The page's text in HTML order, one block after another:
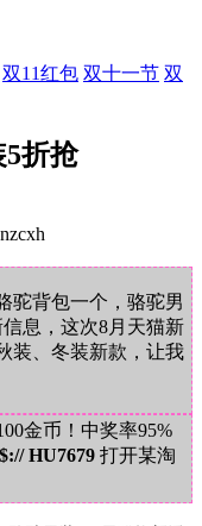
双11红包 双十一节 双
折抢
驼背包一个，骆驼男
息，这次8月天猫新
装、冬装新款，让我
金币！中奖率95%
HU7679 打开某淘